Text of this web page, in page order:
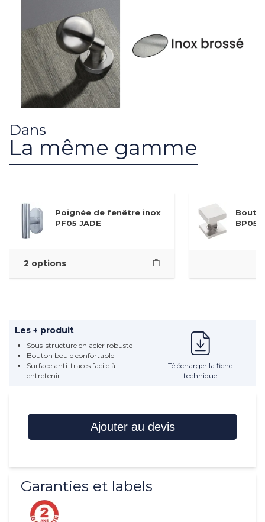
Dans
La même gamme
Poignée de fenêtre inox
PF05 JADE
2 options
BP05
Les + produit
Sous-structure en acier robuste
Bouton boule confortable
Surface anti-traces facile à
entretenir
Télécharger la fiche
technique
Ajouter au devis
Garanties et labels